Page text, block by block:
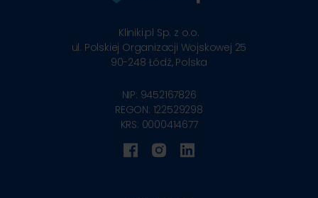
Kliniki.pl Sp. z o.o.
ul. Polskiej Organizacji Wojskowej 25
90-248 Łódź, Polska
NIP: 9452167826
REGON: 122529298
KRS: 0000414677